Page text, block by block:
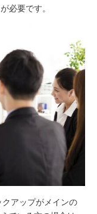
必要です。
アップがメインの